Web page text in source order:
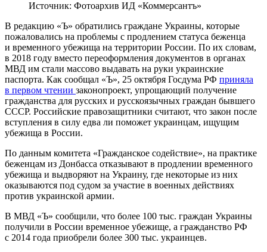
Источник: Фотоархив ИД «Коммерсантъ»
В редакцию «Ъ» обратились граждане Украины, которые
пожаловались на проблемы с продлением статуса беженца
и временного убежища на территории России. По их словам,
в 2018 году вместо переоформления документов в органах
МВД им стали массово выдавать на руки украинские
паспорта. Как сообщал «Ъ», 25 октября Госдума РФ приняла
в первом чтении законопроект, упрощающий получение
гражданства для русских и русскоязычных граждан бывшего
СССР. Российские правозащитники считают, что закон после
вступления в силу едва ли поможет украинцам, ищущим
убежища в России.
По данным комитета «Гражданское содействие», на практике
беженцам из Донбасса отказывают в продлении временного
убежища и выдворяют на Украину, где некоторые из них
оказываются под судом за участие в военных действиях
против украинской армии.
В МВД «Ъ» сообщили, что более 100 тыс. граждан Украины
получили в России временное убежище, а гражданство РФ
с 2014 года приобрели более 300 тыс. украинцев.